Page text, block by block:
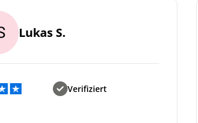
Lukas S.
Verifiziert